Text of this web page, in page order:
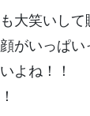
大笑いし
がいっぱい
よね！！